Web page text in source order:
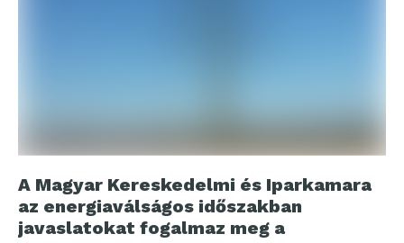
A Magyar Kereskedelmi és Iparkamara
az energiaválságos időszakban
javaslatokat fogalmaz meg a